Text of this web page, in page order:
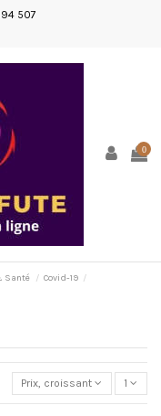
507
0
Santé
Covid-19
Prix, croissant 1